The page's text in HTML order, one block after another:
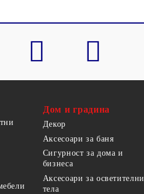
Дом и градина
Декор
Аксесоари за баня
Сигурност за дома и
бизнеса
Аксесоари за осветителни
тела